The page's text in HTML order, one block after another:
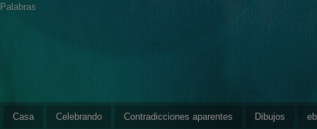
Palabras
Casa Celebrando Contradicciones aparentes Dibujos